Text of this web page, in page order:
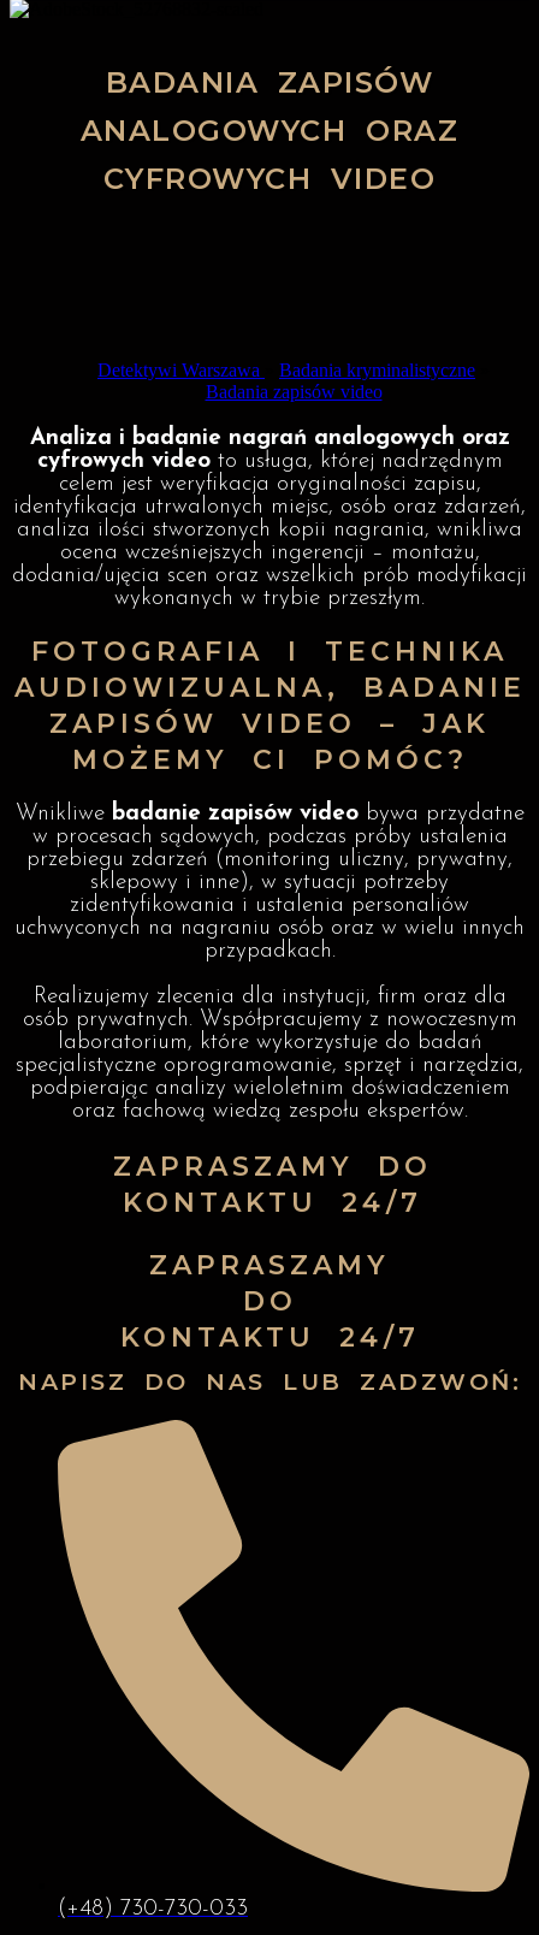
BADANIA ZAPISÓW
ANALOGOWYCH ORAZ
CYFROWYCH VIDEO
Detektywi Warszawa Badania kryminalistyczne
Badania zapisów video
Analiza i badanie nagrań analogowych oraz
cyfrowych videoto usługa, której nadrzędnym
celem jest weryfikacja oryginalności zapisu,
identyfikacja utrwalonych miejsc, osób oraz zdarzeń,
analiza ilości stworzonych kopii nagrania, wnikliwa
ocena wcześniejszych ingerencji – montażu,
dodania/ujęcia scen oraz wszelkich prób modyfikacji
wykonanych w trybie przeszłym.
FOTOGRAFIA I TECHNIKA
AUDIOWIZUALNA, BADANIE
ZAPISÓW VIDEO – JAK
MOŻEMY CI POMÓC?
Wnikliwe badanie zapisów videobywa przydatne
w procesach sądowych, podczas próby ustalenia
przebiegu zdarzeń (monitoring uliczny, prywatny,
sklepowy i inne), w sytuacji potrzeby
zidentyfikowania i ustalenia personaliów
uchwyconych na nagraniu osób oraz w wielu innych
przypadkach.
Realizujemy zlecenia dla instytucji, firm oraz dla
osób prywatnych. Współpracujemy z nowoczesnym
laboratorium, które wykorzystuje do badań
specjalistyczne oprogramowanie, sprzęt i narzędzia,
podpierając analizy wieloletnim doświadczeniem
oraz fachową wiedzą zespołu ekspertów.
ZAPRASZAMY DO
KONTAKTU 24/7
ZAPRASZAMY
DO
KONTAKTU 24/7
NAPISZ DO NAS LUB ZADZWOŃ:
(+48) 730-730-033